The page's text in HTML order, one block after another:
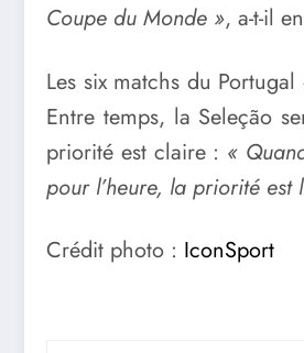
Coupe du Monde », a-t-il
Les six matchs du
Entre temps, la Seleção
priorité est claire : «
pour l’heure, la priorité est
Crédit photo : IconSport